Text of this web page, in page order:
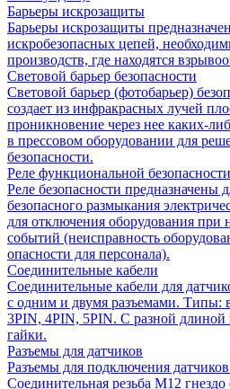
Барьеры искрозащиты
Барьеры искрозащиты
искробезопасных цепей,
производств, где находятся
Световой барьер безопасности
Световой барьер (фотобарьер)
создает из инфракрасных лучей
проникновение через нее каких-
в прессовом оборудовании для
безопасности.
Реле функциональной безопасности
Реле безопасности предназначены
безопасного размыкания
для отключения оборудования при
событий (неисправность
опасности для персонала).
Соединительные кабели
Соединительные кабели для
с одним и двумя разъемами. Типы:
3PIN, 4PIN, 5PIN. С разной длиной
гайки.
Разъемы для датчиков
Разъемы для подключения
Соединительная резьба М12 гнездо